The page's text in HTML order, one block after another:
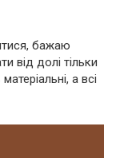
бажаю
від долі тільки
а всі